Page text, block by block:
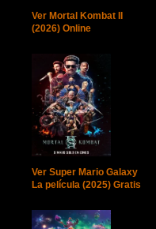
Ver Mortal Kombat II
(2026) Online
Ver Super Mario Galaxy
La película (2025) Gratis